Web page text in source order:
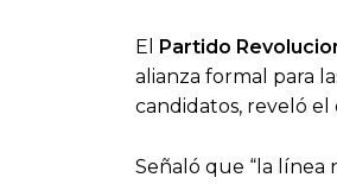
El Partido
alianza formal para
candidatos, reveló
Señaló que “la línea